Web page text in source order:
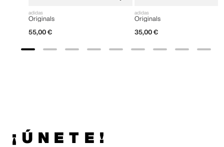
adidas
Originals
55,00 €
adidas
Originals
35,00 €
¡ÚNETE!